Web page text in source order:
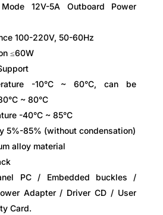
12V-5A Outboard Power
100-220V, 50-60Hz
≤60W
-10°C ~ 60°C, can be
~ 80°C
-40°C ~ 85°C
5%-85% (without condensation)
alloy material
PC / Embedded buckles /
Adapter / Driver CD / User
Card.